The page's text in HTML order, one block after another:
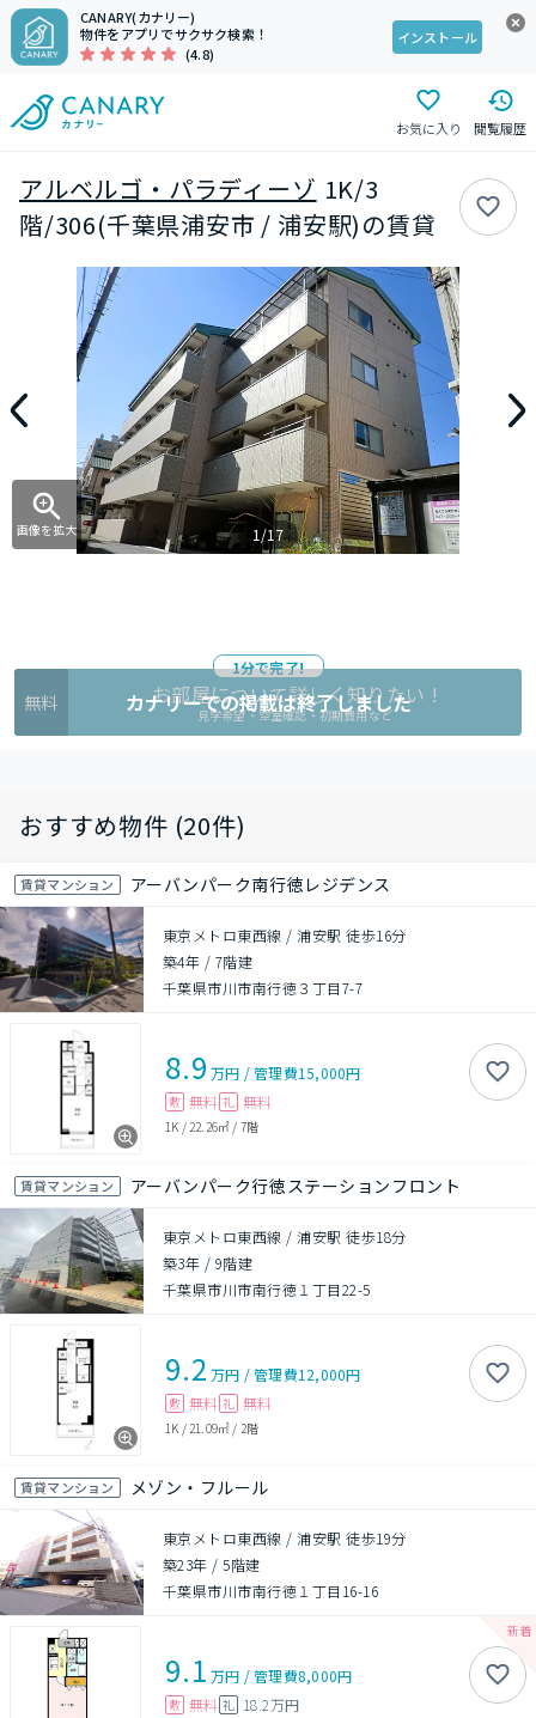
CANARY(カナリー)
物件をアプリでサクサク検索！
(4.8)
インストール
お気に入り 閲覧履歴
アルベルゴ・パラディーゾ 1K/3
階/306(千葉県浦安市 / 浦安駅)の賃貸
画像を拡大 1/17
1分で完了!
無料 お部屋について詳しく知りたい !
見学希望・空室確認・初期費用など
カナリーでの掲載は終了しました
おすすめ物件 (20件)
賃貸マンション アーバンパーク南行徳レジデンス
東京メトロ東西線 / 浦安駅 徒歩16分
築4年 / 7階建
千葉県市川市南行徳３丁目7-7
8.9 万円 /管理費15,000円
敷 無料 礼 無料
1K / 22.26㎡ / 7階
賃貸マンション アーバンパーク行徳ステーションフロント
東京メトロ東西線 / 浦安駅 徒歩18分
築3年 / 9階建
千葉県市川市南行徳１丁目22-5
9.2 万円 /管理費12,000円
敷 無料 礼 無料
1K / 21.09㎡ / 2階
賃貸マンション メゾン・フルール
東京メトロ東西線 / 浦安駅 徒歩19分
築23年 /5階建
千葉県市川市南行徳１丁目16-16
9.1 万円 /管理費8,000円
敷 無料 礼 18.2万円